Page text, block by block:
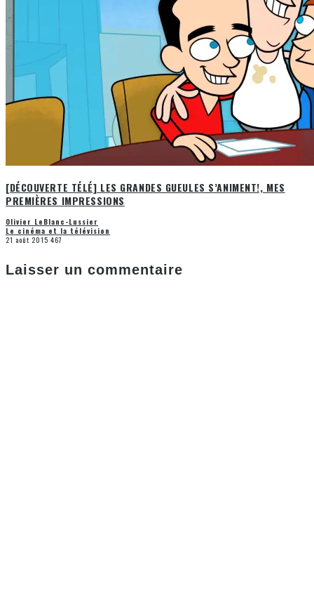
[DÉCOUVERTE TÉLÉ] LES GRANDES GUEULES S’ANIMENT!, MES
PREMIÈRES IMPRESSIONS
Olivier LeBlanc-Lussier
Le cinéma et la télévision
21 août 2015 467
Laisser un commentaire